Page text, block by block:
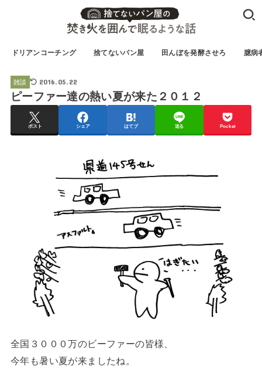
ドリアンコーチング 捨てないパン屋 田んぼを発酵させろ 臆病
雑談 2016.05.22
ピーファー達の熱い夏が来た２０１２
ポスト シェア はてブ 送る Pocket
全国３０００万のビーファーの皆様、
今年も暑い夏が来ましたね。